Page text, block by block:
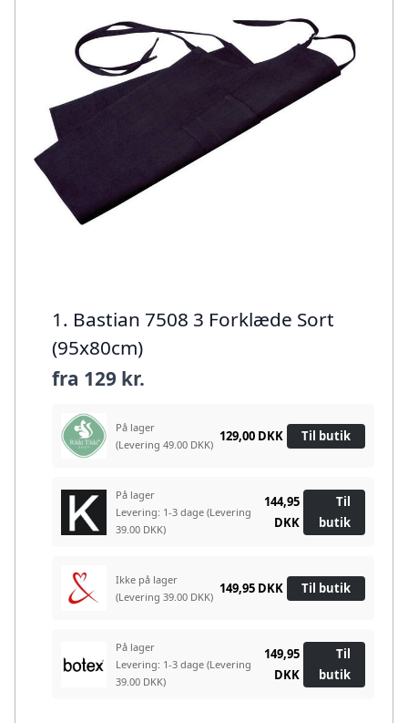
1. Bastian 7508 3 Forklæde Sort
(95x80cm)
fra 129 kr.
På lager
(Levering 49.00 DKK)
129,00 DKK Til butik
På lager
Levering: 1-3 dage (Levering
39.00 DKK)
144,95
DKK
Til
butik
Ikke på lager
(Levering 39.00 DKK)
149,95 DKK Til butik
På lager
Levering: 1-3 dage (Levering
39.00 DKK)
149,95
DKK
Til
butik